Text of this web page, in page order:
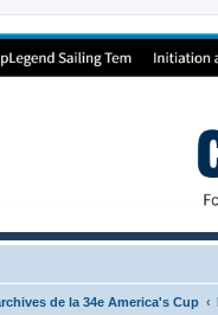
de la 34e America's Cup